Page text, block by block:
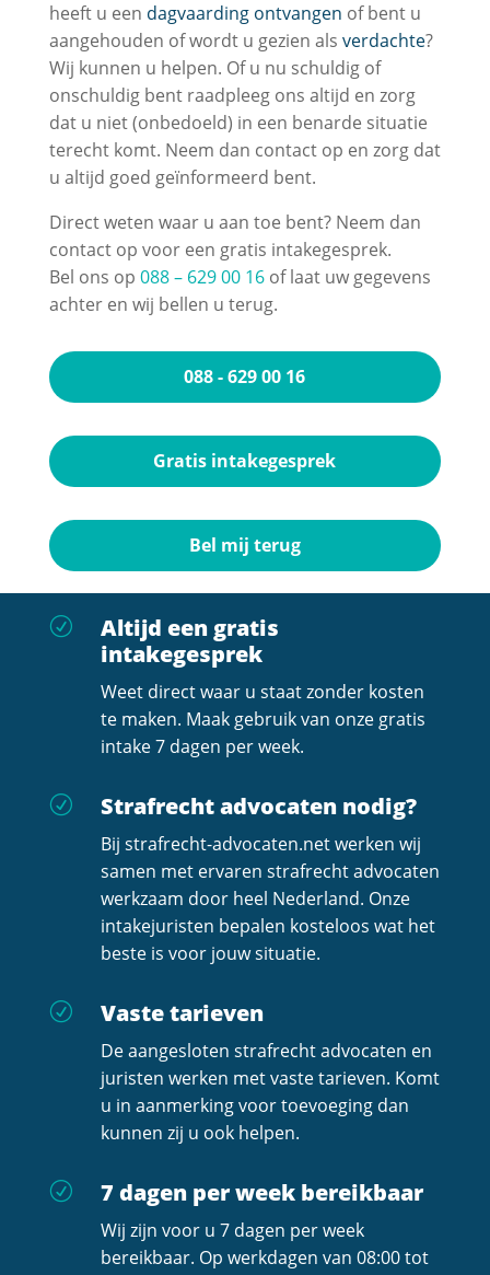
heeft u een dagvaarding ontvangen of bent u
aangehouden of wordt u gezien als verdachte?
Wij kunnen u helpen. Of u nu schuldig of
onschuldig bent raadpleeg ons altijd en zorg
dat u niet (onbedoeld) in een benarde situatie
terecht komt. Neem dan contact op en zorg dat
u altijd goed geïnformeerd bent.
Direct weten waar u aan toe bent? Neem dan
contact op voor een gratis intakegesprek.
Bel ons op 088 – 629 00 16of laat uw gegevens
achter en wij bellen u terug.
088 - 629 00 16
Gratis intakegesprek
Bel mij terug
R
Altijd een gratis
intakegesprek
Weet direct waar u staat zonder kosten
te maken. Maak gebruik van onze gratis
intake 7 dagen per week.
R Strafrecht advocaten nodig?
Bij strafrecht-advocaten.net werken wij
samen met ervaren strafrecht advocaten
werkzaam door heel Nederland. Onze
intakejuristen bepalen kosteloos wat het
beste is voor jouw situatie.
R Vaste tarieven
De aangesloten strafrecht advocaten en
juristen werken met vaste tarieven. Komt
u in aanmerking voor toevoeging dan
kunnen zij u ook helpen.
R 7 dagen per week bereikbaar
Wij zijn voor u 7 dagen per week
bereikbaar. Op werkdagen van 08:00 tot